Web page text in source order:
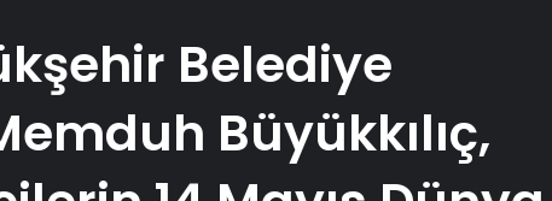
Belediye
Büyükkılıç,